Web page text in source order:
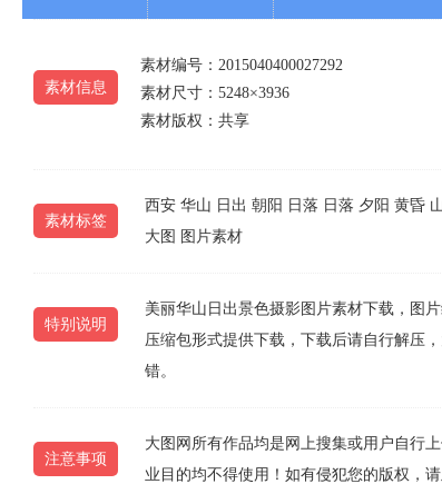
素材信息
素材编号：2015040400027292
素材尺寸：5248×3936
素材版权：共享
素材标签
西安 华山 日出 朝阳 日落 日落 夕阳 黄昏
大图 图片素材
特别说明
美丽华山日出景色摄影图片素材下载，图
压缩包形式提供下载，下载后请自行解压
错。
注意事项
大图网所有作品均是网上搜集或用户自行
业目的均不得使用！如有侵犯您的版权，请